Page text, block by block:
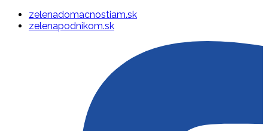
zelenadomacnostiam.sk
zelenapodnikom.sk